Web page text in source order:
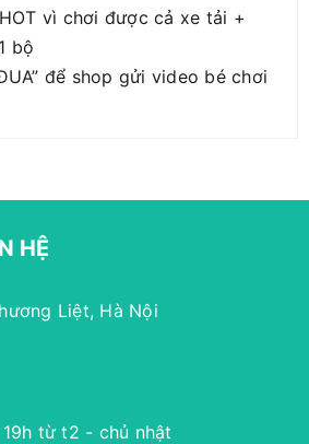
vì chơi được cả xe tải +
bộ
để shop gửi video bé chơi
HỆ
Liệt, Hà Nội
từ t2 - chủ nhật